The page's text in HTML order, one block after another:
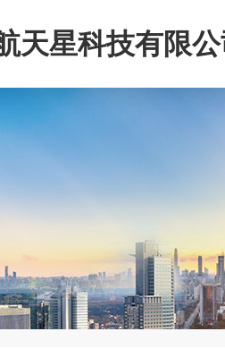
天星科技有限